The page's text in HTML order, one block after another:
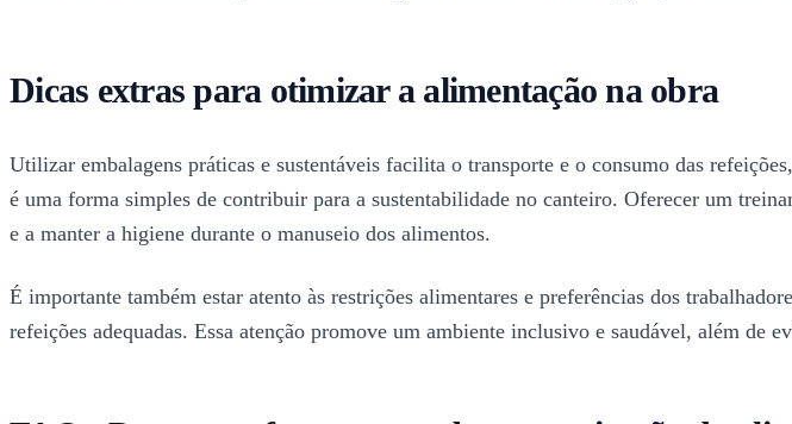
Dicas extras para otimizar a alimentação na obra
Utilizar embalagens práticas e sustentáveis facilita o transporte e o consumo das
é uma forma simples de contribuir para a sustentabilidade no canteiro. Oferecer um
e a manter a higiene durante o manuseio dos alimentos.
É importante também estar atento às restrições alimentares e preferências dos
refeições adequadas. Essa atenção promove um ambiente inclusivo e saudável, além de